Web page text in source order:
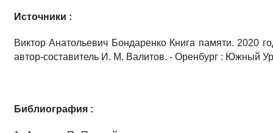
Источники :
Виктор Анатольевич Бондаренко Книга памяти. 2020
автор-составитель И. М. Валитов. - Оренбург : Южный
Библиография :